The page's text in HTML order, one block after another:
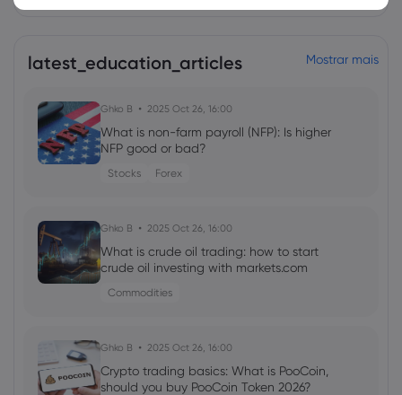
latest_education_articles Mostrar mais
Ghko B 2025 Oct 26, 16:00
What is non-farm payroll (NFP): Is higher
NFP good or bad?
Stocks Forex
Ghko B 2025 Oct 26, 16:00
What is crude oil trading: how to start
crude oil investing with markets.com
Commodities
Ghko B 2025 Oct 26, 16:00
Crypto trading basics: What is PooCoin,
should you buy PooCoin Token 2026?